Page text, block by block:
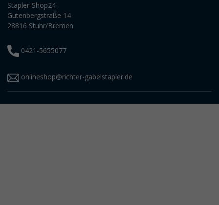
Stapler-Shop24
Gutenbergstraße 14
28816 Stuhr/Bremen
0421-5655077
onlineshop@richter-gabelstapler.de